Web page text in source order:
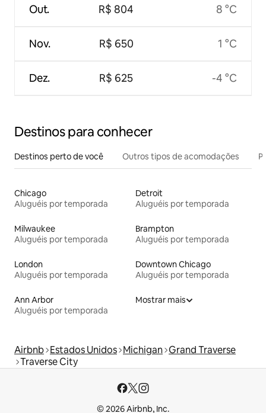
Out.
Nov.
Dez.
R$ 804
R$ 650
R$ 625
8 °C
1 °C
-4 °C
Destinos para conhecer
Destinos perto de você Outros tipos de acomodações
Chicago
Aluguéis por temporada
Detroit
Aluguéis por temporada
Milwaukee
Aluguéis por temporada
Brampton
Aluguéis por temporada
London
Aluguéis por temporada
Downtown Chicago
Aluguéis por temporada
Ann Arbor
Aluguéis por temporada
Mostrar mais
Airbnb Estados Unidos Michigan Grand Traverse
Traverse City
© 2026 Airbnb, Inc.